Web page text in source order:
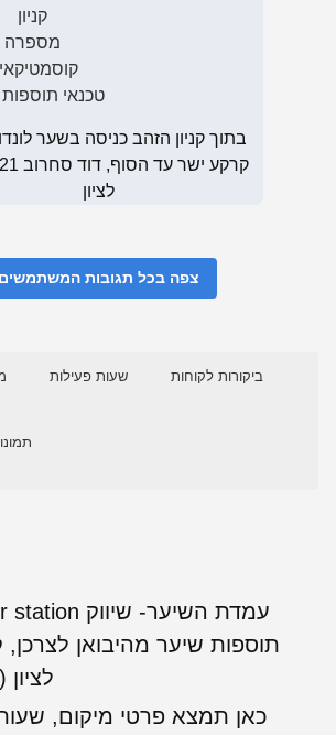
קניון
מספרה
טכנאי
בתוך קניון הזהב כניסה בשער
לציון
צפה בכל תגובות המשתמשים
שעות פעילות ביקורות לקוחות
תוספות שיער מהיבואן לצרכן,
כאן תמצא פרטי מיקום,